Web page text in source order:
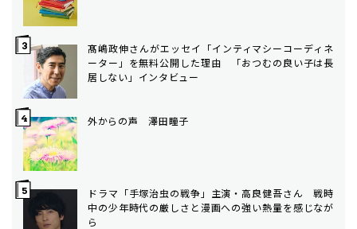
髙嶋政伸さんがエッセイ「インティマシーコーディネ
ーター」を無料公開した理由 「おつむの良い子は長
居しない」インタビュー
外からの声 澤田瞳子
ドラマ「手塚治虫の戦争」主演・高良健吾さん 戦時
中の少年時代の厳しさと漫画への強い熱量を感じなが
ら